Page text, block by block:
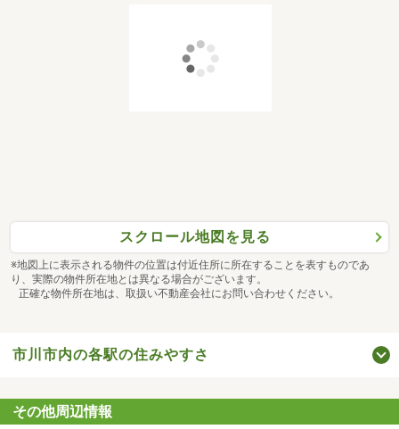
お客様のご都合に合わせて「知りたい情報だけ」という短
・土地・家の探し方のご相談（３０分～）
・会社の強みのご紹介（１５分～）
---------------------------------------------------------------------
まずは資料だけ…という方もお気軽にお問い合わせくださ
スクロール地図を見る
※地図上に表示される物件の位置は付近住所に所在することを表すものであ
り、実際の物件所在地とは異なる場合がございます。
正確な物件所在地は、取扱い不動産会社にお問い合わせください。
市川市内の各駅の住みやすさ
その他周辺情報